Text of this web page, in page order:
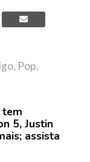
, Pop,
tem
5, Justin
assista